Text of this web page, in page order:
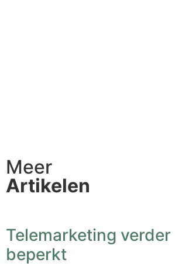
Meer
Artikelen
Telemarketing verder
beperkt